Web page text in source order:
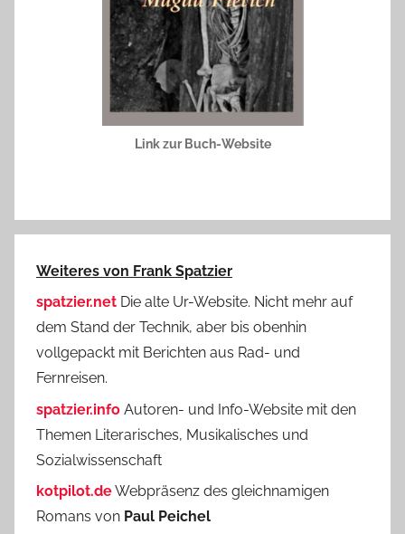
Link zur Buch-Website
Weiteres von Frank Spatzier
spatzier.net Die alte Ur-Website. Nicht mehr auf
dem Stand der Technik, aber bis obenhin
vollgepackt mit Berichten aus Rad- und
Fernreisen.
spatzier.info Autoren- und Info-Website mit den
Themen Literarisches, Musikalisches und
Sozialwissenschaft
kotpilot.deWebpräsenz des gleichnamigen
Romans von Paul Peichel